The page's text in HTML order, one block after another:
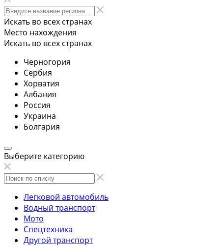
Искать во всех странах
Место нахождения
Искать во всех странах
Черногория
Сербия
Хорватия
Албания
Россия
Украина
Болгария
Выберите категорию
Легковой автомобиль
Водный транспорт
Мото
Спецтехника
Другой транспорт